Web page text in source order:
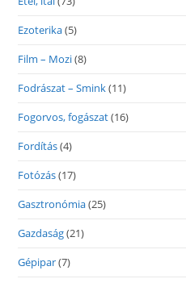
Ezoterika(5)
Film – Mozi(8)
Fodrászat – Smink(11)
Fogorvos, fogászat(16)
Fordítás(4)
Fotózás(17)
Gasztronómia(25)
Gazdaság(21)
Gépipar(7)